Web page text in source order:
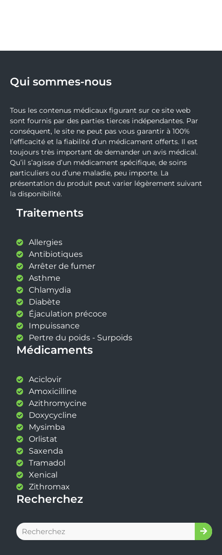
Qui sommes-nous
Tous les contenus médicaux figurant sur ce site web
sont fournis par des parties tierces indépendantes. Par
conséquent, le site ne peut pas vous garantir à 100%
l’efficacité et la fiabilité d’un médicament offerts. Il est
toujours très important de demander un avis médical.
Qu’il s’agisse d’un médicament spécifique, de soins
particuliers ou d’une maladie, peu importe. La
présentation du produit peut varier légèrement suivant
la disponibilité.
Traitements
Allergies
Antibiotiques
Arrêter de fumer
Asthme
Chlamydia
Diabète
Éjaculation précoce
Impuissance
Pertre du poids - Surpoids
Médicaments
Aciclovir
Amoxicilline
Azithromycine
Doxycycline
Mysimba
Orlistat
Saxenda
Tramadol
Xenical
Zithromax
Recherchez